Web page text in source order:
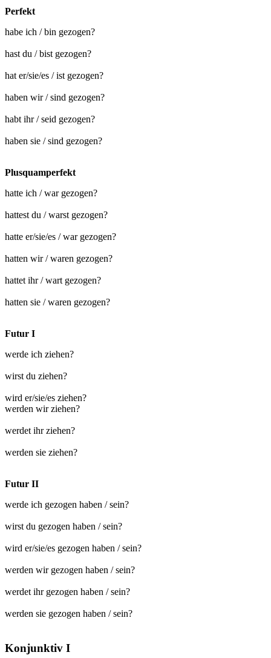
Perfekt
habe ich / bin gezogen?
hast du / bist gezogen?
hat er/sie/es / ist gezogen?
haben wir / sind gezogen?
habt ihr / seid gezogen?
haben sie / sind gezogen?
Plusquamperfekt
hatte ich / war gezogen?
hattest du / warst gezogen?
hatte er/sie/es / war gezogen?
hatten wir / waren gezogen?
hattet ihr / wart gezogen?
hatten sie / waren gezogen?
Futur I
werde ich ziehen?
wirst du ziehen?
wird er/sie/es ziehen?
werden wir ziehen?
werdet ihr ziehen?
werden sie ziehen?
Futur II
werde ich gezogen haben / sein?
wirst du gezogen haben / sein?
wird er/sie/es gezogen haben / sein?
werden wir gezogen haben / sein?
werdet ihr gezogen haben / sein?
werden sie gezogen haben / sein?
Konjunktiv I